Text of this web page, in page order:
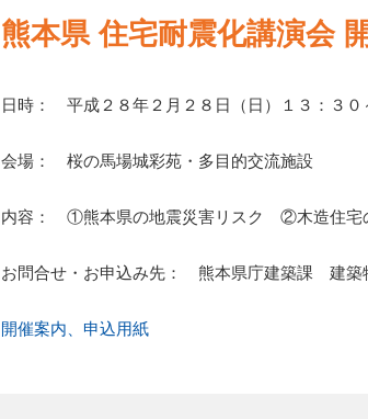
熊本県 住宅耐震化講演会
日時： 平成２８年２月２８日（日）１３：３０
会場： 桜の馬場城彩苑・多目的交流施設
内容： ①熊本県の地震災害リスク ②木造住宅
お問合せ・お申込み先： 熊本県庁建築課 建築
開催案内、申込用紙